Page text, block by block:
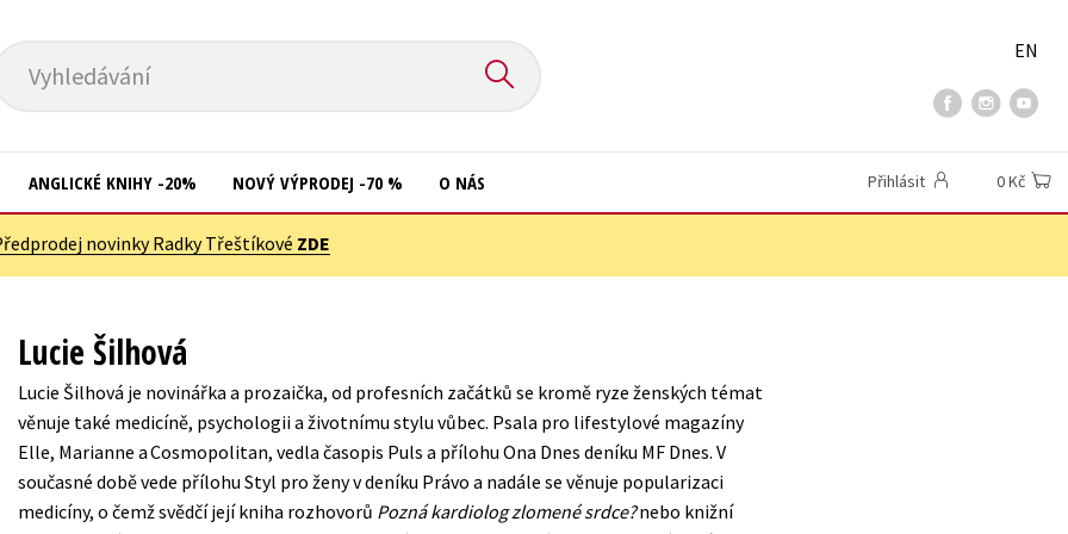
Vyhledávání
EN
New Adult
Ostatní
Počítače
Učebnice
Umění a kultura
Výchova a pedagogika
ANGLICKÉ KNIHY -20% NOVÝ VÝPRODEJ -70 % O NÁS Přihlásit 0 Kč
novinky Radky Třeštíkové ZDE
Lucie Šilhová
Lucie Šilhová je novinářka a prozaička, od profesních začátků se kromě ryze ženských témat
věnuje také medicíně, psychologii a životnímu stylu vůbec. Psala pro lifestylové magazíny
Elle, Marianne a Cosmopolitan, vedla časopis Puls a přílohu Ona Dnes deníku MF Dnes. V
současné době vede přílohu Styl pro ženy v deníku Právo a nadále se věnuje popularizaci
medicíny, o čemž svědčí její kniha rozhovorů Pozná kardiolog zlomené srdce?nebo knižní